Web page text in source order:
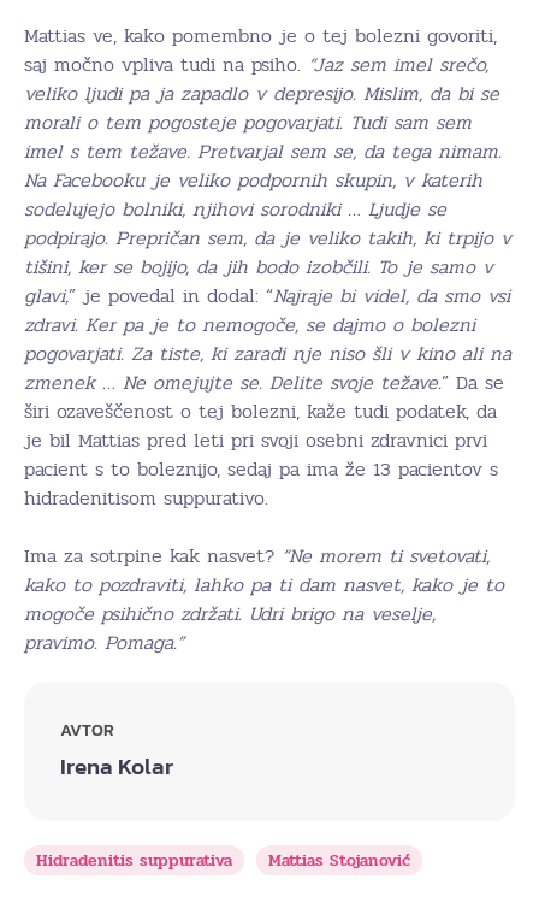
Mattias ve, kako pomembno je o tej bolezni govoriti,
saj močno vpliva tudi na psiho. “Jaz sem imel srečo,
veliko ljudi pa ja zapadlo v depresijo. Mislim, da bi se
morali o tem pogosteje pogovarjati. Tudi sam sem
imel s tem težave. Pretvarjal sem se, da tega nimam.
Na Facebooku je veliko podpornih skupin, v katerih
sodelujejo bolniki, njihovi sorodniki … Ljudje se
podpirajo. Prepričan sem, da je veliko takih, ki trpijo v
tišini, ker se bojijo, da jih bodo izobčili. To je samo v
glavi,” je povedal in dodal: “Najraje bi videl, da smo vsi
zdravi. Ker pa je to nemogoče, se dajmo o bolezni
pogovarjati. Za tiste, ki zaradi nje niso šli v kino ali na
zmenek … Ne omejujte se. Delite svoje težave.” Da se
širi ozaveščenost o tej bolezni, kaže tudi podatek, da
je bil Mattias pred leti pri svoji osebni zdravnici prvi
pacient s to boleznijo, sedaj pa ima že 13 pacientov s
hidradenitisom suppurativo.
Ima za sotrpine kak nasvet? “Ne morem ti svetovati,
kako to pozdraviti, lahko pa ti dam nasvet, kako je to
mogoče psihično zdržati. Udri brigo na veselje,
pravimo. Pomaga.”
AVTOR
Irena Kolar
Hidradenitis suppurativa Mattias Stojanović